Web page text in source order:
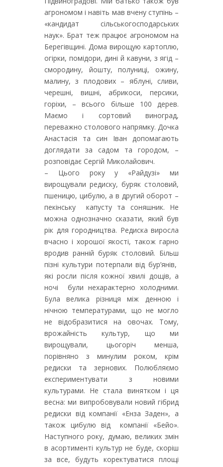
агрономом і навіть мав вчену ступінь –
«кандидат сільськогосподарських
наук». Брат теж працює агрономом на
Берегівщині. Дома вирощую картоплю,
огірки, помідори, дині й кавуни, з ягід –
смородину, йошту, полуниці, ожину,
малину, з плодових – яблуні, сливи,
черешні, вишні, абрикоси, персики,
горіхи, – всього більше 100 дерев.
Маємо і сортовий виноград,
переважно столового напрямку. Дочка
Анастасія та син Іван допомагають
доглядати за садом та городом, –
розповідає Сергій Миколайович.
– Цього року у «Райдузі» ми
вирощували редиску, буряк столовий,
пшеницю, цибулю, а в другий оборот –
пекінську капусту та соняшник. Не
можна однозначно сказати, який був
рік для городництва. Редиска виросла
вчасно і хорошої якості, також гарно
вродив ранній буряк столовий. Більш
пізні культури потерпали від бур’янів,
які росли після кожної хвилі дощів, а
ночі були нехарактерно холодними.
Була велика різниця між денною і
нічною температурами, що не могло
не відобразитися на овочах. Тому,
врожайність культур, що ми
вирощували, цьогоріч менша,
порівняно з минулим роком, крім
редиски та зернових. Полюбляємо
експериментувати з новими
культурами. Не стала винятком і ця
весна: ми випробовували новий гібрид
редиски від компанії «Енза Заден», а
також цибулю від компанії «Бейо».
Наступного року, думаю, великих змін
в асортименті культур не буде, скоріш
за все, будуть коректуватися площі